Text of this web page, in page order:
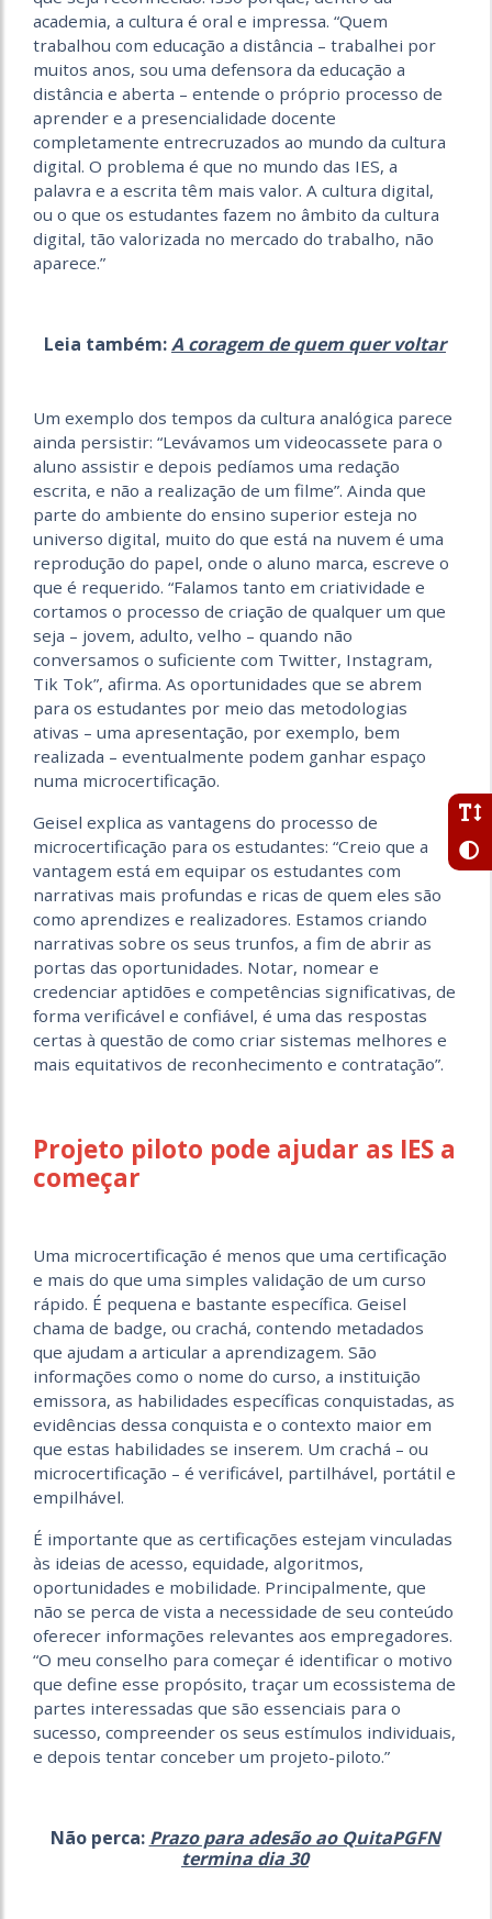
academia, a cultura é oral e impressa. “Quem
trabalhou com educação a distância – trabalhei por
muitos anos, sou uma defensora da educação a
distância e aberta – entende o próprio processo de
aprender e a presencialidade docente
completamente entrecruzados ao mundo da cultura
digital. O problema é que no mundo das IES, a
palavra e a escrita têm mais valor. A cultura digital,
ou o que os estudantes fazem no âmbito da cultura
digital, tão valorizada no mercado do trabalho, não
aparece.”
Leia também:A coragem de quem quer voltar
Um exemplo dos tempos da cultura analógica parece
ainda persistir: “Levávamos um videocassete para o
aluno assistir e depois pedíamos uma redação
escrita, e não a realização de um filme”. Ainda que
parte do ambiente do ensino superior esteja no
universo digital, muito do que está na nuvem é uma
reprodução do papel, onde o aluno marca, escreve o
que é requerido. “Falamos tanto em criatividade e
cortamos o processo de criação de qualquer um que
seja – jovem, adulto, velho – quando não
conversamos o suficiente com Twitter, Instagram,
Tik Tok”, afirma. As oportunidades que se abrem
para os estudantes por meio das metodologias
ativas – uma apresentação, por exemplo, bem
realizada – eventualmente podem ganhar espaço
numa microcertificação.
Geisel explica as vantagens do processo de
microcertificação para os estudantes: “Creio que a
vantagem está em equipar os estudantes com
narrativas mais profundas e ricas de quem eles são
como aprendizes e realizadores. Estamos criando
narrativas sobre os seus trunfos, a fim de abrir as
portas das oportunidades. Notar, nomear e
credenciar aptidões e competências significativas, de
forma verificável e confiável, é uma das respostas
certas à questão de como criar sistemas melhores e
mais equitativos de reconhecimento e contratação”.
Projeto piloto pode ajudar as IES a
começar
Uma microcertificação é menos que uma certificação
e mais do que uma simples validação de um curso
rápido. É pequena e bastante específica. Geisel
chama de badge, ou crachá, contendo metadados
que ajudam a articular a aprendizagem. São
informações como o nome do curso, a instituição
emissora, as habilidades específicas conquistadas, as
evidências dessa conquista e o contexto maior em
que estas habilidades se inserem. Um crachá – ou
microcertificação – é verificável, partilhável, portátil e
empilhável.
É importante que as certificações estejam vinculadas
às ideias de acesso, equidade, algoritmos,
oportunidades e mobilidade. Principalmente, que
não se perca de vista a necessidade de seu conteúdo
oferecer informações relevantes aos empregadores.
“O meu conselho para começar é identificar o motivo
que define esse propósito, traçar um ecossistema de
partes interessadas que são essenciais para o
sucesso, compreender os seus estímulos individuais,
e depois tentar conceber um projeto-piloto.”
Não perca: Prazo para adesão ao QuitaPGFN
termina dia 30